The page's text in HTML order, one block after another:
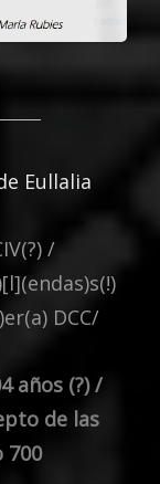
Eullalia
/
DCC/
años (?) /
de las
700